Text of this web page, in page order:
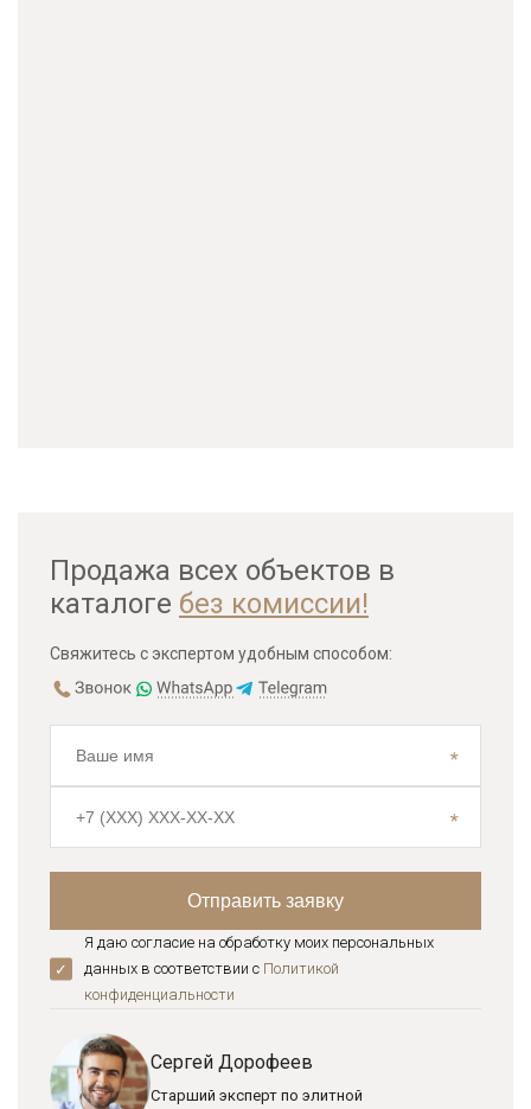
Продажа всех объектов в
каталоге без комиссии!
Свяжитесь с экспертом удобным способом:
Я даю согласие на обработку моих персональных
данных в соответствии с Политикой
конфиденциальноcти
Сергей Дорофеев
Старший эксперт по элитной